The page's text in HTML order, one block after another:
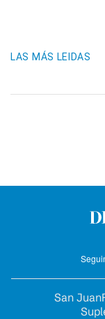
LAS MÁS LEIDAS
San Juan